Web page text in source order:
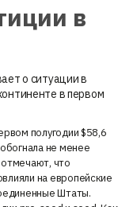
в
о ситуации в
в первом
полугодии $58,6
не менее
что
на европейские
Штаты.